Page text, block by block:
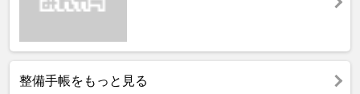
整備手帳をもっと見る